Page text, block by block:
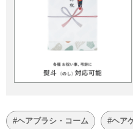
#ヘアブラシ・コーム #ヘア